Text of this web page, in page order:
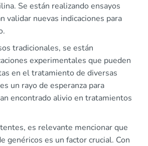
Se están realizando ensayos
validar nuevas indicaciones para
tradicionales, se están
experimentales que pueden
en el tratamiento de diversas
un rayo de esperanza para
encontrado alivio en tratamientos
es relevante mencionar que
genéricos es un factor crucial. Con